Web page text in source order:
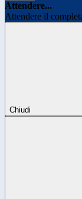
Attendere...
Attendere il
Chiudi